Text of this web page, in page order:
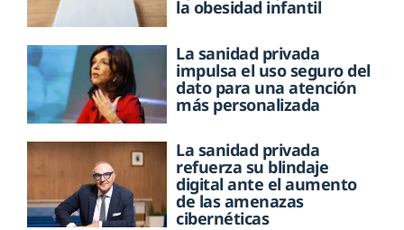
la obesidad infantil
La sanidad privada
impulsa el uso seguro del
dato para una atención
más personalizada
La sanidad privada
refuerza su blindaje
digital ante el aumento
de las amenazas
cibernéticas